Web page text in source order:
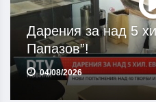
Дарения за над 5
Папазов”!
04/08/2026